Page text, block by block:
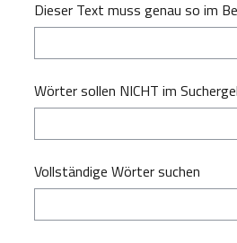
Dieser Text muss genau so im
Wörter sollen NICHT im
Vollständige Wörter suchen